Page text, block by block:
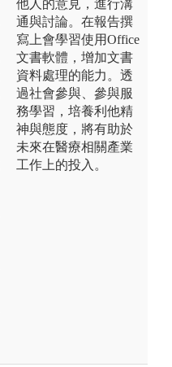
他人的意見，進行溝
通與討論。在報告撰
寫上會學習使用Office
文書軟體，增加文書
資料處理的能力。透
過社會參與、參與服
務學習，培養利他精
神與態度，將有助於
未來在醫療相關產業
工作上的投入。